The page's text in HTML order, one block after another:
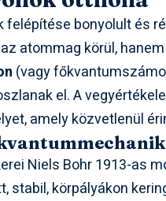
felépítése bonyolult és
atommag körül,
(vagy
el. A
amely közvetlenül
Niels Bohr 1913-as
stabil, körpályákon